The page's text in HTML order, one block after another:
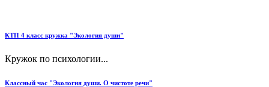
КТП 4 класс кружка "Экология души"
Кружок по психологии...
Классный час "Экология души. О чистоте речи"